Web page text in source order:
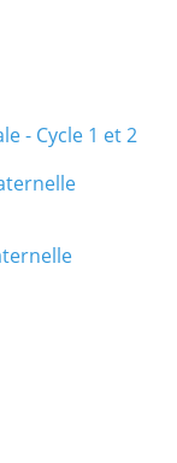
- Cycle 1 et 2